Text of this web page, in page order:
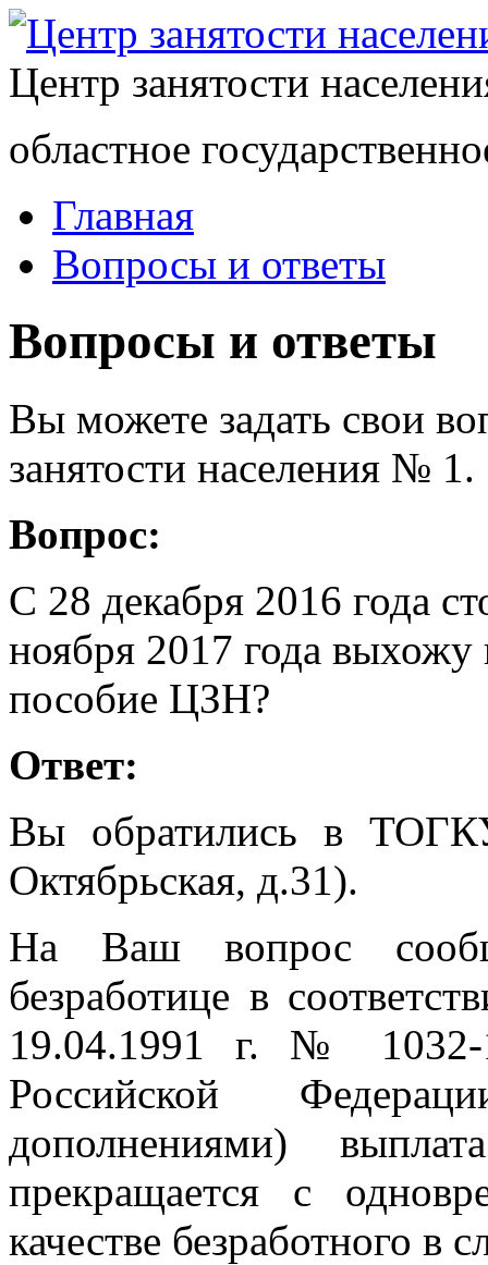
Центр занятости
областное
Главная
Вопросы и ответы
Вопросы и ответы
Вы можете задать свои
занятости населения № 1.
Вопрос:
С 28 декабря 2016 года
ноября 2017 года выхожу
пособие ЦЗН?
Ответ:
Вы обратились в
Октябрьская, д.31).
На Ваш вопрос
безработице в
19.04.1991 г. № 1032-
Российской
дополнениями)
прекращается с
качестве безработного в